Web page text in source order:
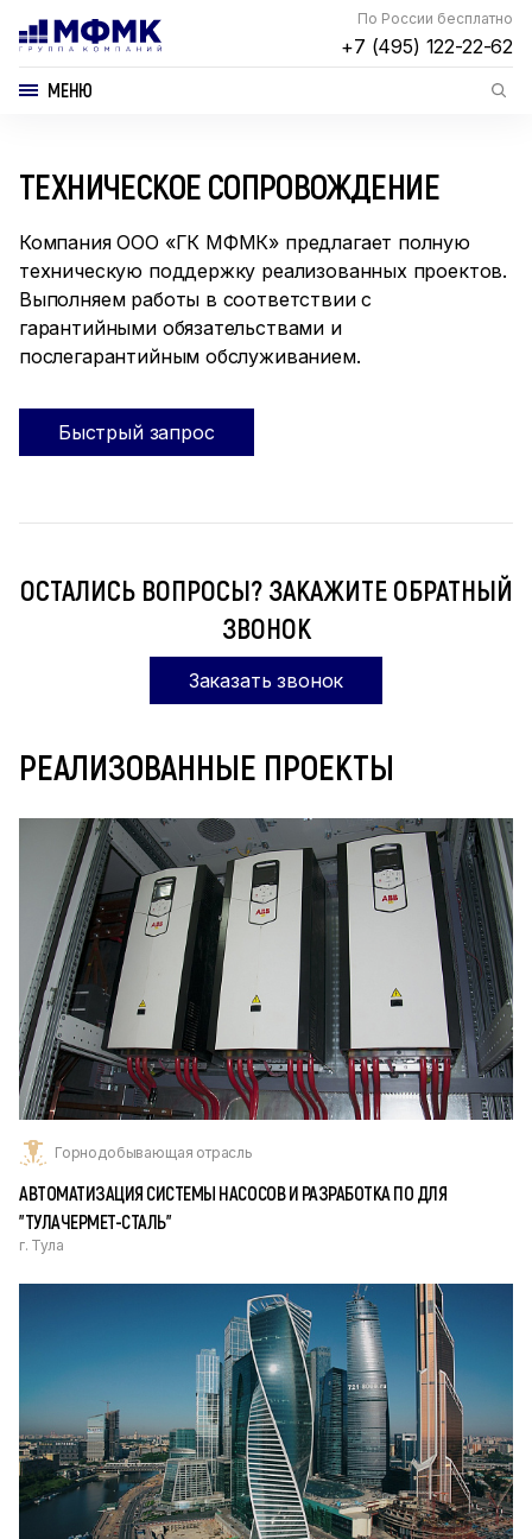
По России бесплатно
+7 (495) 122-22-62
МЕНЮ
ТЕХНИЧЕСКОЕ СОПРОВОЖДЕНИЕ
Компания ООО «ГК МФМК» предлагает полную
техническую поддержку реализованных проектов.
Выполняем работы в соответствии с
гарантийными обязательствами и
послегарантийным обслуживанием.
Быстрый запрос
ОСТАЛИСЬ ВОПРОСЫ? ЗАКАЖИТЕ ОБРАТНЫЙ
ЗВОНОК
Заказать звонок
РЕАЛИЗОВАННЫЕ ПРОЕКТЫ
Горнодобывающая отрасль
АВТОМАТИЗАЦИЯ СИСТЕМЫ НАСОСОВ И РАЗРАБОТКА ПО ДЛЯ
"ТУЛАЧЕРМЕТ-СТАЛЬ"
г. Тула